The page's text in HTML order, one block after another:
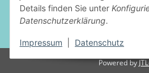
Details finden Sie unter
Datenschutzerklärung.
Impressum Datenschutz
Powered by